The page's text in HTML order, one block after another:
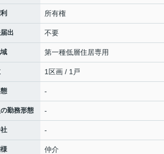
所有権
出 不要
第一種低層住居専用
1区画 / 1戸
-
勤務形態 -
-
仲介